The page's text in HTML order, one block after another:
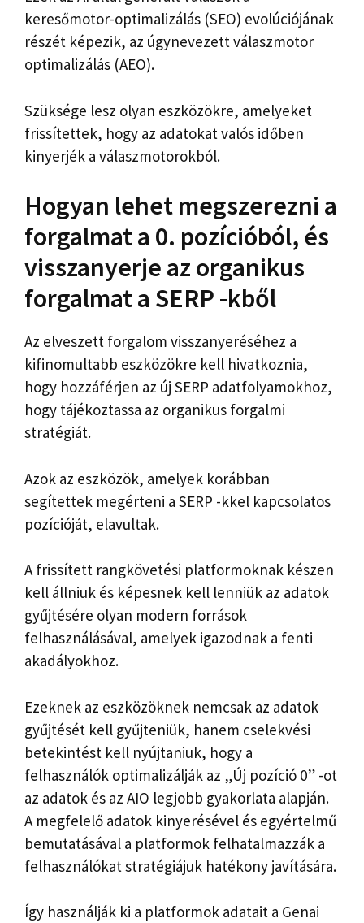
keresőmotor-optimalizálás (SEO) evolúciójának
részét képezik, az úgynevezett válaszmotor
optimalizálás (AEO).
Szüksége lesz olyan eszközökre, amelyeket
frissítettek, hogy az adatokat valós időben
kinyerjék a válaszmotorokból.
Hogyan lehet megszerezni a
forgalmat a 0. pozícióból, és
visszanyerje az organikus
forgalmat a SERP -kből
Az elveszett forgalom visszanyeréséhez a
kifinomultabb eszközökre kell hivatkoznia,
hogy hozzáférjen az új SERP adatfolyamokhoz,
hogy tájékoztassa az organikus forgalmi
stratégiát.
Azok az eszközök, amelyek korábban
segítettek megérteni a SERP -kkel kapcsolatos
pozícióját, elavultak.
A frissített rangkövetési platformoknak készen
kell állniuk és képesnek kell lenniük az adatok
gyűjtésére olyan modern források
felhasználásával, amelyek igazodnak a fenti
akadályokhoz.
Ezeknek az eszközöknek nemcsak az adatok
gyűjtését kell gyűjteniük, hanem cselekvési
betekintést kell nyújtaniuk, hogy a
felhasználók optimalizálják az „Új pozíció 0” -ot
az adatok és az AIO legjobb gyakorlata alapján.
A megfelelő adatok kinyerésével és egyértelmű
bemutatásával a platformok felhatalmazzák a
felhasználókat stratégiájuk hatékony javítására.
Így használják ki a platformok adatait a Genai